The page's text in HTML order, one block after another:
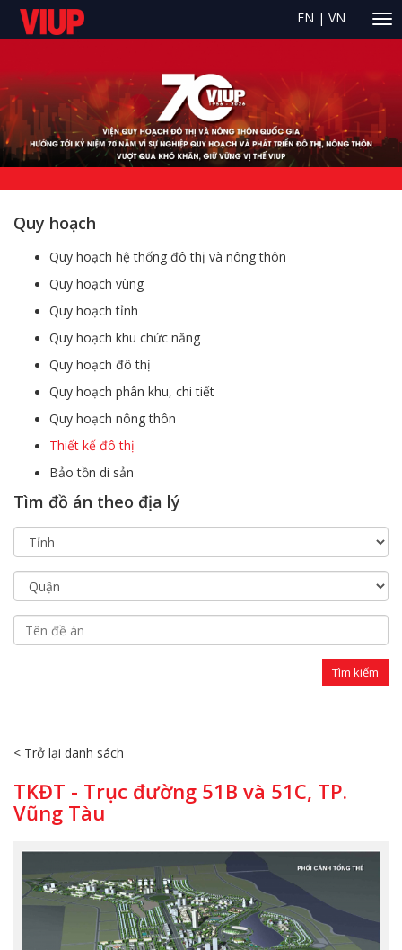
EN | VN
Quy hoạch
Quy hoạch hệ thống đô thị và nông thôn
Quy hoạch vùng
Quy hoạch tỉnh
Quy hoạch khu chức năng
Quy hoạch đô thị
Quy hoạch phân khu, chi tiết
Quy hoạch nông thôn
Thiết kế đô thị
Bảo tồn di sản
Tìm đồ án theo địa lý
< Trở lại danh sách
TKĐT - Trục đường 51B và 51C, TP.
Vũng Tàu